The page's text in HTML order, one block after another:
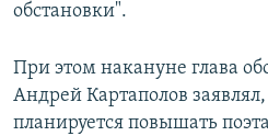
обстановки".
При этом накануне глава
Андрей Картаполов
планируется повышать